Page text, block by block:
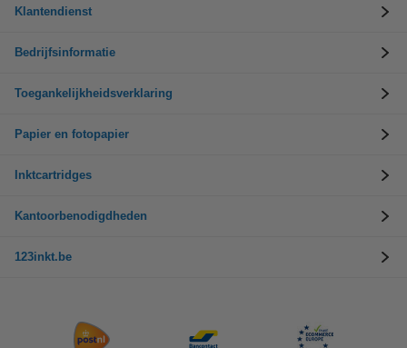
Klantendienst
Bedrijfsinformatie
Toegankelijkheidsverklaring
Papier en fotopapier
Inktcartridges
Kantoorbenodigdheden
123inkt.be